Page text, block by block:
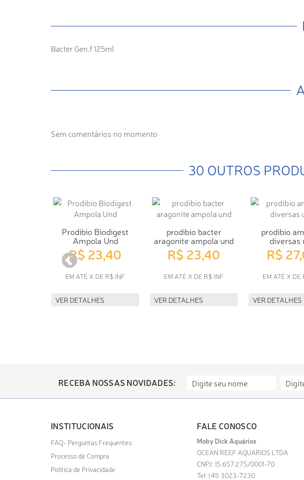
Bacter Gen.f 125ml
Sem comentários no momento
30 OUTROS
Prodibio Biodigest
Ampola Und
R$ 23,40
EM ATÉ X DE R$ INF
VER DETALHES
prodibio bacter
aragonite ampola und
R$ 23,40
EM ATÉ X DE R$ INF
VER DETALHES
prodibio
diversas
R$
EM ATÉ X DE
VER DETALHES
RECEBA NOSSAS NOVIDADES:
INSTITUCIONAIS
FAQ- Perguntas Frequentes
Processo de Compra
Política de Privacidade
FALE CONOSCO
Moby Dick Aquários
OCEAN REEF AQUARIOS LTDA
CNPJ: 15.657.275/0001-70
Tel: (41) 3023-7230